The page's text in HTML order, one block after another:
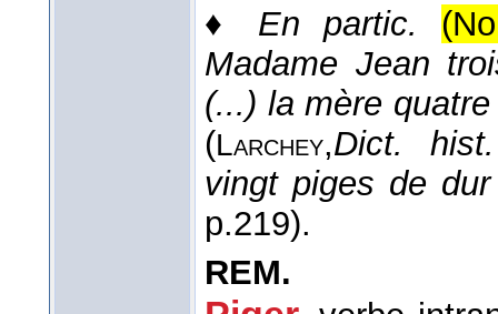
♦ En partic.
Madame Jean
(...) la mère
(Larchey,Dict.
vingt piges de dur
p.219).
REM.